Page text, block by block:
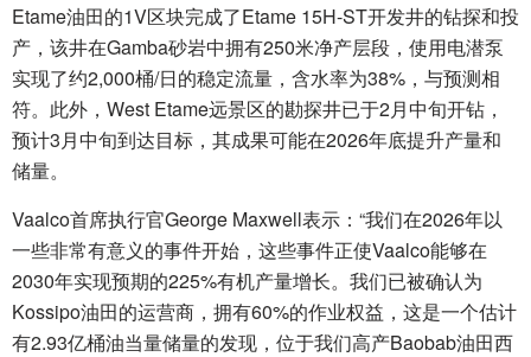
Etame油田的1V区块完成了Etame 15H-ST开发井的钻探和投
产，该井在Gamba砂岩中拥有250米净产层段，使用电潜泵
实现了约2,000桶/日的稳定流量，含水率为38%，与预测相
符。此外，West Etame远景区的勘探井已于2月中旬开钻，
预计3月中旬到达目标，其成果可能在2026年底提升产量和
储量。
Vaalco首席执行官George Maxwell表示：“我们在2026年以
一些非常有意义的事件开始，这些事件正使Vaalco能够在
2030年实现预期的225%有机产量增长。我们已被确认为
Kossipo油田的运营商，拥有60%的作业权益，这是一个估计
有2.93亿桶油当量储量的发现，位于我们高产Baobab油田西